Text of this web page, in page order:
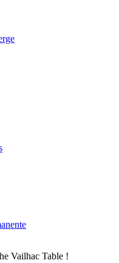
Vailhac Table !